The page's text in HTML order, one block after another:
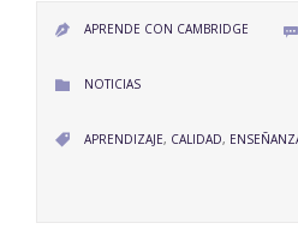
 APRENDE CON CAMBRIDGE 
 CATEGORY
NOTICIAS
 CATEGORY
APRENDIZAJE, CALIDAD,